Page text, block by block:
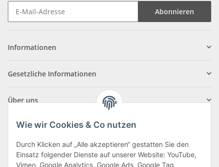
Abonnieren
Informationen
Gesetzliche Informationen
Über uns
Wie wir Cookies & Co nutzen
Durch Klicken auf „Alle akzeptieren“ gestatten Sie den
Einsatz folgender Dienste auf unserer Website: YouTube,
Vimeo, Google Analytics, Google Ads, Google Tag